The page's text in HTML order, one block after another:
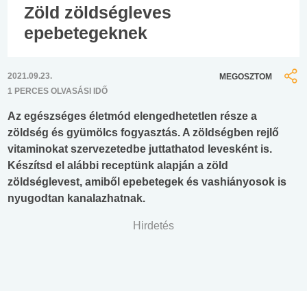
Zöld zöldségleves
epebetegeknek
2021.09.23.
1 PERCES OLVASÁSI IDŐ
MEGOSZTOM
Az egészséges életmód elengedhetetlen része a
zöldség és gyümölcs fogyasztás. A zöldségben rejlő
vitaminokat szervezetedbe juttathatod levesként is.
Készítsd el alábbi receptünk alapján a zöld
zöldséglevest, amiből epebetegek és vashiányosok is
nyugodtan kanalazhatnak.
Hirdetés